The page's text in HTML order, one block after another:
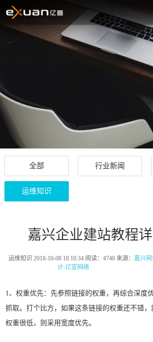
全部 行业新闻
运维知识
嘉兴企业建站教程
运维知识 2018-10-08 18:10:34 阅读：4740 来源： 嘉兴
计-亿宣网络
1、权重优先：先参照链接的权重，再综合深度
抓取。打个比方，如果这条链接的权重还不错
权重很低，则采用宽度优先。